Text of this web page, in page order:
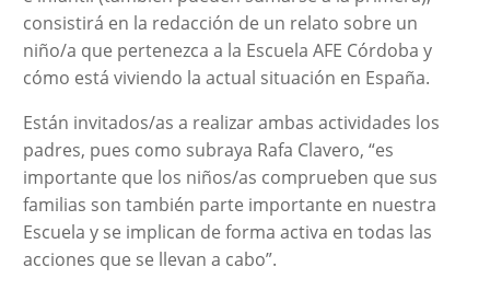
consistirá en la redacción de un relato sobre un
niño/a que pertenezca a la Escuela AFE Córdoba y
cómo está viviendo la actual situación en España.
Están invitados/as a realizar ambas actividades los
padres, pues como subraya Rafa Clavero, “es
importante que los niños/as comprueben que sus
familias son también parte importante en nuestra
Escuela y se implican de forma activa en todas las
acciones que se llevan a cabo”.